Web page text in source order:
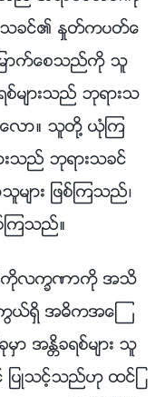
သခင္၏ ႏႈတ္ကပတ္ေ
မာက္ေစသည္ကို သူ
စ္မ်ားသည္ ဘုရားသ
လာ။ သူတို႔ ယုံၾက
သည္ ဘုရားသခင္
ား ျဖစ္ၾကသည္၊
ၾကသည္။
င္ကိုလကၡဏာကို အသိ
ြယ္ရွိ အဓိကအေၾ
မွာ အႏၲိခရစ္မ်ား သူ
ျပဳသင့္သည္ဟု ထင္ျ